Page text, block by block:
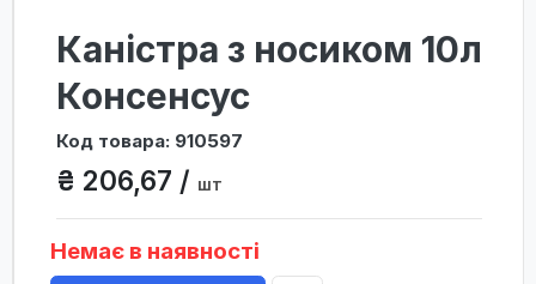
Каністра з носиком 10л
Консенсус
Код товара: 910597
₴ 206,67 / шт
Немає в наявності